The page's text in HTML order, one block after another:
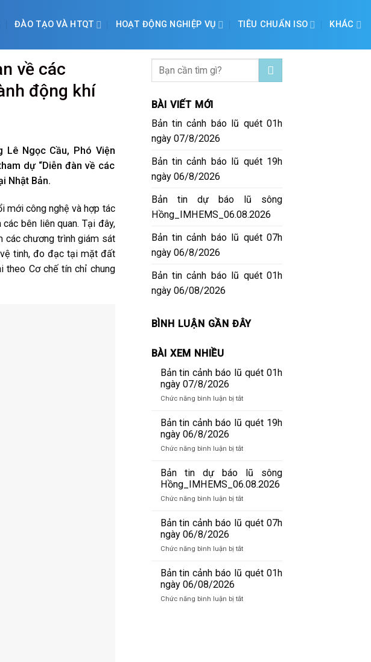
ĐÀO TẠO VÀ HTQT HOẠT ĐỘNG NGHIỆP VỤ TIÊU CHUẨN ISO KHÁC
về các
động khí
Lê Ngọc Cầu, Phó Viện
dự “Diễn đàn về các
Nhật Bản.
mới công nghệ và hợp tác
bên liên quan. Tại đây,
các chương trình giám sát
tinh, đo đạc tại mặt đất
theo Cơ chế tín chỉ chung
BÀI VIẾT MỚI
Bản tin cảnh báo lũ quét 01h
ngày 07/8/2026
Bản tin cảnh báo lũ quét 19h
ngày 06/8/2026
Bản tin dự báo lũ sông
Hồng_IMHEMS_06.08.2026
Bản tin cảnh báo lũ quét 07h
ngày 06/8/2026
Bản tin cảnh báo lũ quét 01h
ngày 06/08/2026
BÌNH LUẬN GẦN ĐÂY
BÀI XEM NHIỀU
Bản tin cảnh báo lũ quét 01h
ngày 07/8/2026
Chức năng bình luận bị tắtở
tin
cảnh
lũ
01h
ngày
07/8/2026
Bản tin cảnh báo lũ quét 19h
ngày 06/8/2026
Chức năng bình luận bị tắtở
tin
cảnh
lũ
19h
06/8/2026
Bản tin dự báo lũ sông
Hồng_IMHEMS_06.08.2026
Chức năng bình luận bị tắtở
tin
dự
lũ
Hồng_IMHEMS_06.08.2026
Bản tin cảnh báo lũ quét 07h
ngày 06/8/2026
Chức năng bình luận bị tắtở
tin
cảnh
lũ
Bản tin cảnh báo lũ quét 01h
ngày 06/08/2026
Chức năng bình luận bị tắtở